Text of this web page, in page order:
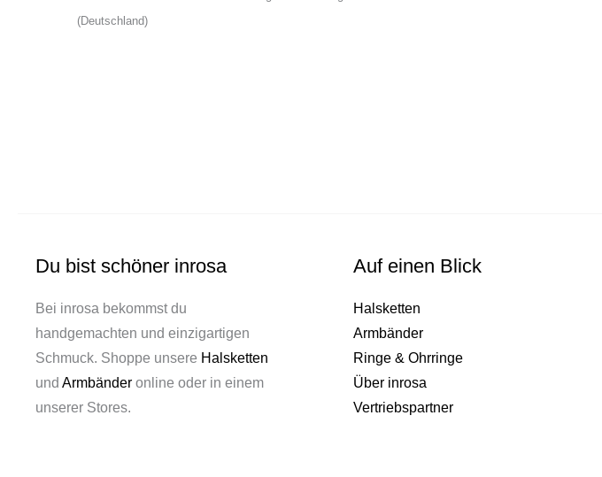
(Deutschland)
Du bist schöner inrosa
Bei inrosa bekommst du
handgemachten und einzigartigen
Schmuck. Shoppe unsere Halsketten
und Armbänder online oder in einem
unserer Stores.
Auf einen Blick
Halsketten
Armbänder
Ringe & Ohrringe
Über inrosa
Vertriebspartner